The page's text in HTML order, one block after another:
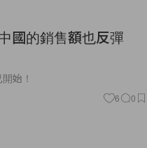
國的銷售額也反彈
始！
6 0